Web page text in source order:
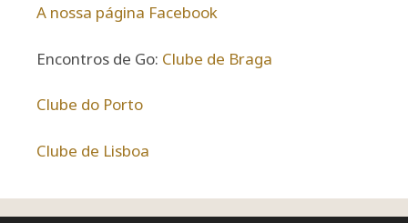
A nossa página Facebook
Encontros de Go: Clube de Braga
Clube do Porto
Clube de Lisboa